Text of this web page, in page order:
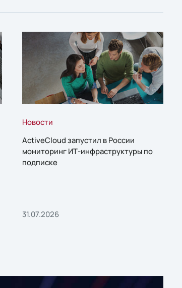
Новости
ActiveCloud запустил в России
мониторинг ИТ-инфраструктуры по
подписке
31.07.2026